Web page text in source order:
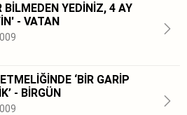
BİLMEDEN YEDİNİZ, 4 AY
- VATAN
‘BİR GARİP
- BİRGÜN